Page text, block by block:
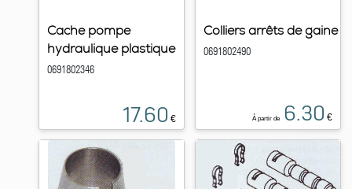
Cache pompe
hydraulique plastique
0691802346
17.60 €
Colliers arrêts de gaine
0691802490
À partir de 6.30 €